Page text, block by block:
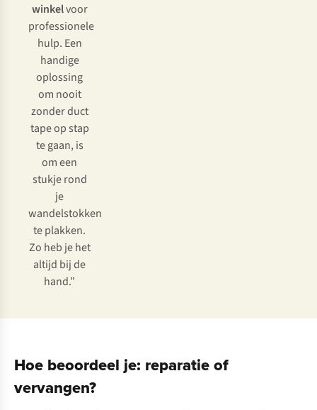
levert
dat
soms
een
verkorrelde
laag
op.”
winkelvoor
professionele
hulp. Een
handige
oplossing
om nooit
zonder duct
tape op stap
te gaan, is
om een
stukje rond
je
wandelstokken
te plakken.
Zo heb je het
altijd bij de
hand.”
Hoe beoordeel je: reparatie of
vervangen?